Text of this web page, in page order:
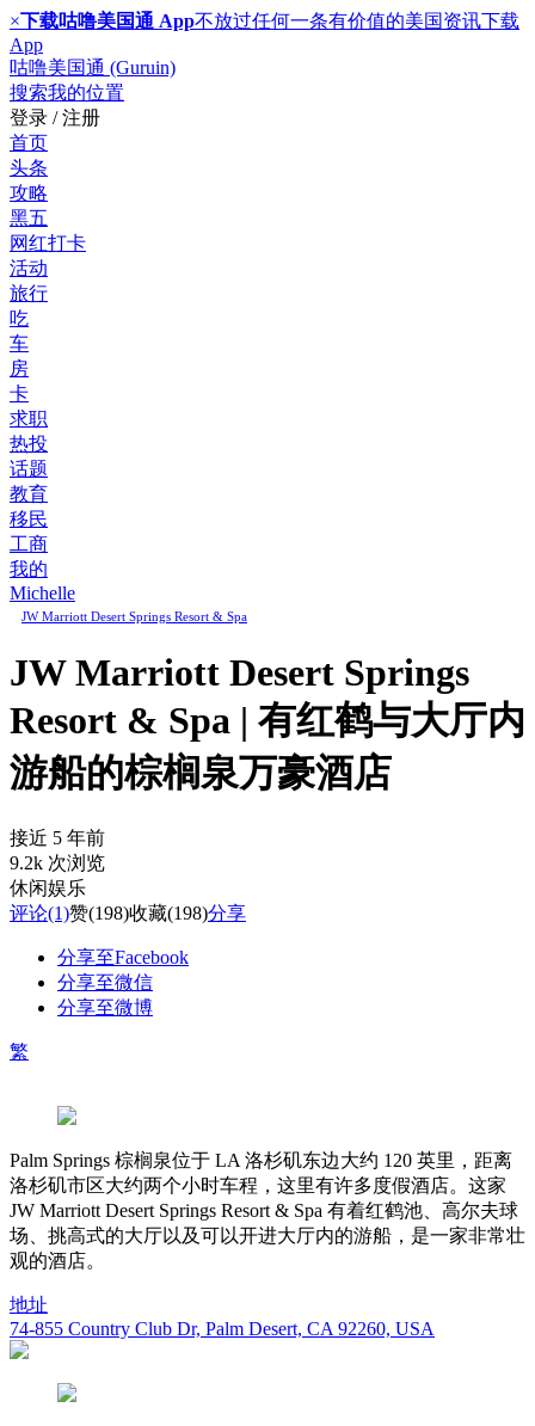
×下载咕噜美国通 App不放过任何一条有价值的美国资讯下载
App
咕噜美国通 (Guruin)
搜索我的位置
登录 / 注册
首页
头条
攻略
黑五
网红打卡
活动
旅行
吃
车
房
卡
求职
热投
话题
教育
移民
工商
我的
Michelle
JW Marriott Desert Springs Resort & Spa
JW Marriott Desert Springs
Resort & Spa | 有红鹤与大厅内
游船的棕榈泉万豪酒店
接近 5 年前
9.2k 次浏览
休闲娱乐
评论(1)赞(198)收藏(198)分享
分享至Facebook
分享至微信
分享至微博
繁
Palm Springs 棕榈泉位于 LA 洛杉矶东边大约 120 英里，距离
洛杉矶市区大约两个小时车程，这里有许多度假酒店。这家
JW Marriott Desert Springs Resort & Spa 有着红鹤池、高尔夫球
场、挑高式的大厅以及可以开进大厅内的游船，是一家非常壮
观的酒店。
地址
74-855 Country Club Dr, Palm Desert, CA 92260, USA